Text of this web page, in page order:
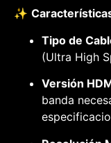
✨
Tipo de
(Ultra High
Versión
banda